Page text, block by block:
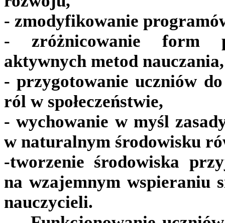
- zmodyfikowanie
- zróżnicowanie form
aktywnych metod nauczania,
- przygotowanie uczniów
ról w społeczeństwie,
- wychowanie w myśl
w naturalnym środowisku
-tworzenie środowiska
na wzajemnym wspieraniu
nauczycieli.